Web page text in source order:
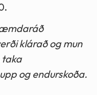
klárað og mun
og endurskoða.